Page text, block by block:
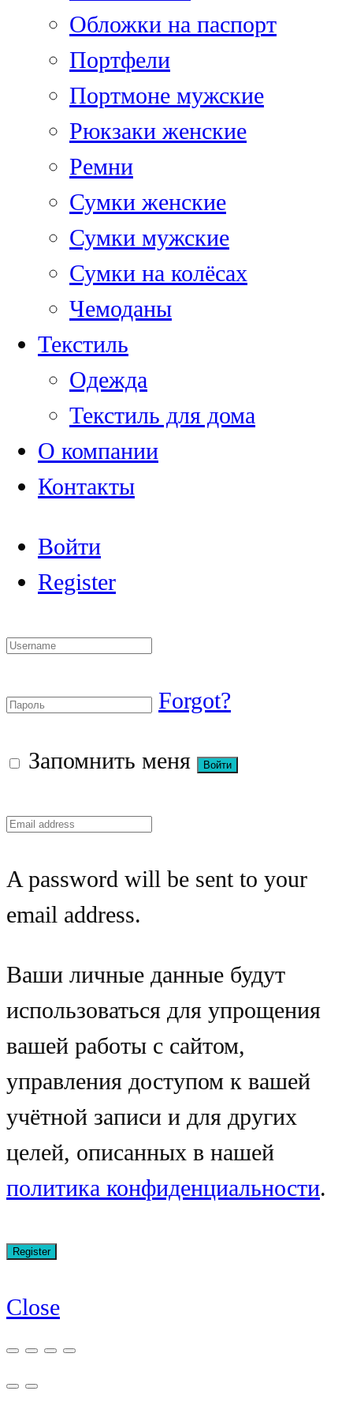
Обложки на паспорт
Портфели
Портмоне мужские
Рюкзаки женские
Ремни
Сумки женские
Сумки мужские
Сумки на колёсах
Чемоданы
Текстиль
Одежда
Текстиль для дома
О компании
Контакты
Войти
Register
Forgot?
Запомнить меня
A password will be sent to your
email address.
Ваши личные данные будут
использоваться для упрощения
вашей работы с сайтом,
управления доступом к вашей
учётной записи и для других
целей, описанных в нашей
политика конфиденциальности.
Close